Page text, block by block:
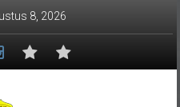
8, 2026